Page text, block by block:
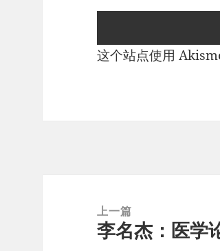
这个站点使用
上一篇
上
李名杰：医学